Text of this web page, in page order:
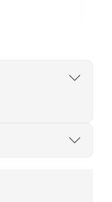
Άνοιξε
Άνοιξε